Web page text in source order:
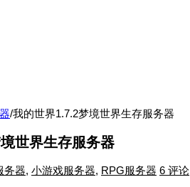
/我的世界1.7.2梦境世界生存服务器
世界生存服务器
务器, 小游戏服务器, RPG服务器 6 评论